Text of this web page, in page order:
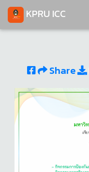
KPRU ICC
Share